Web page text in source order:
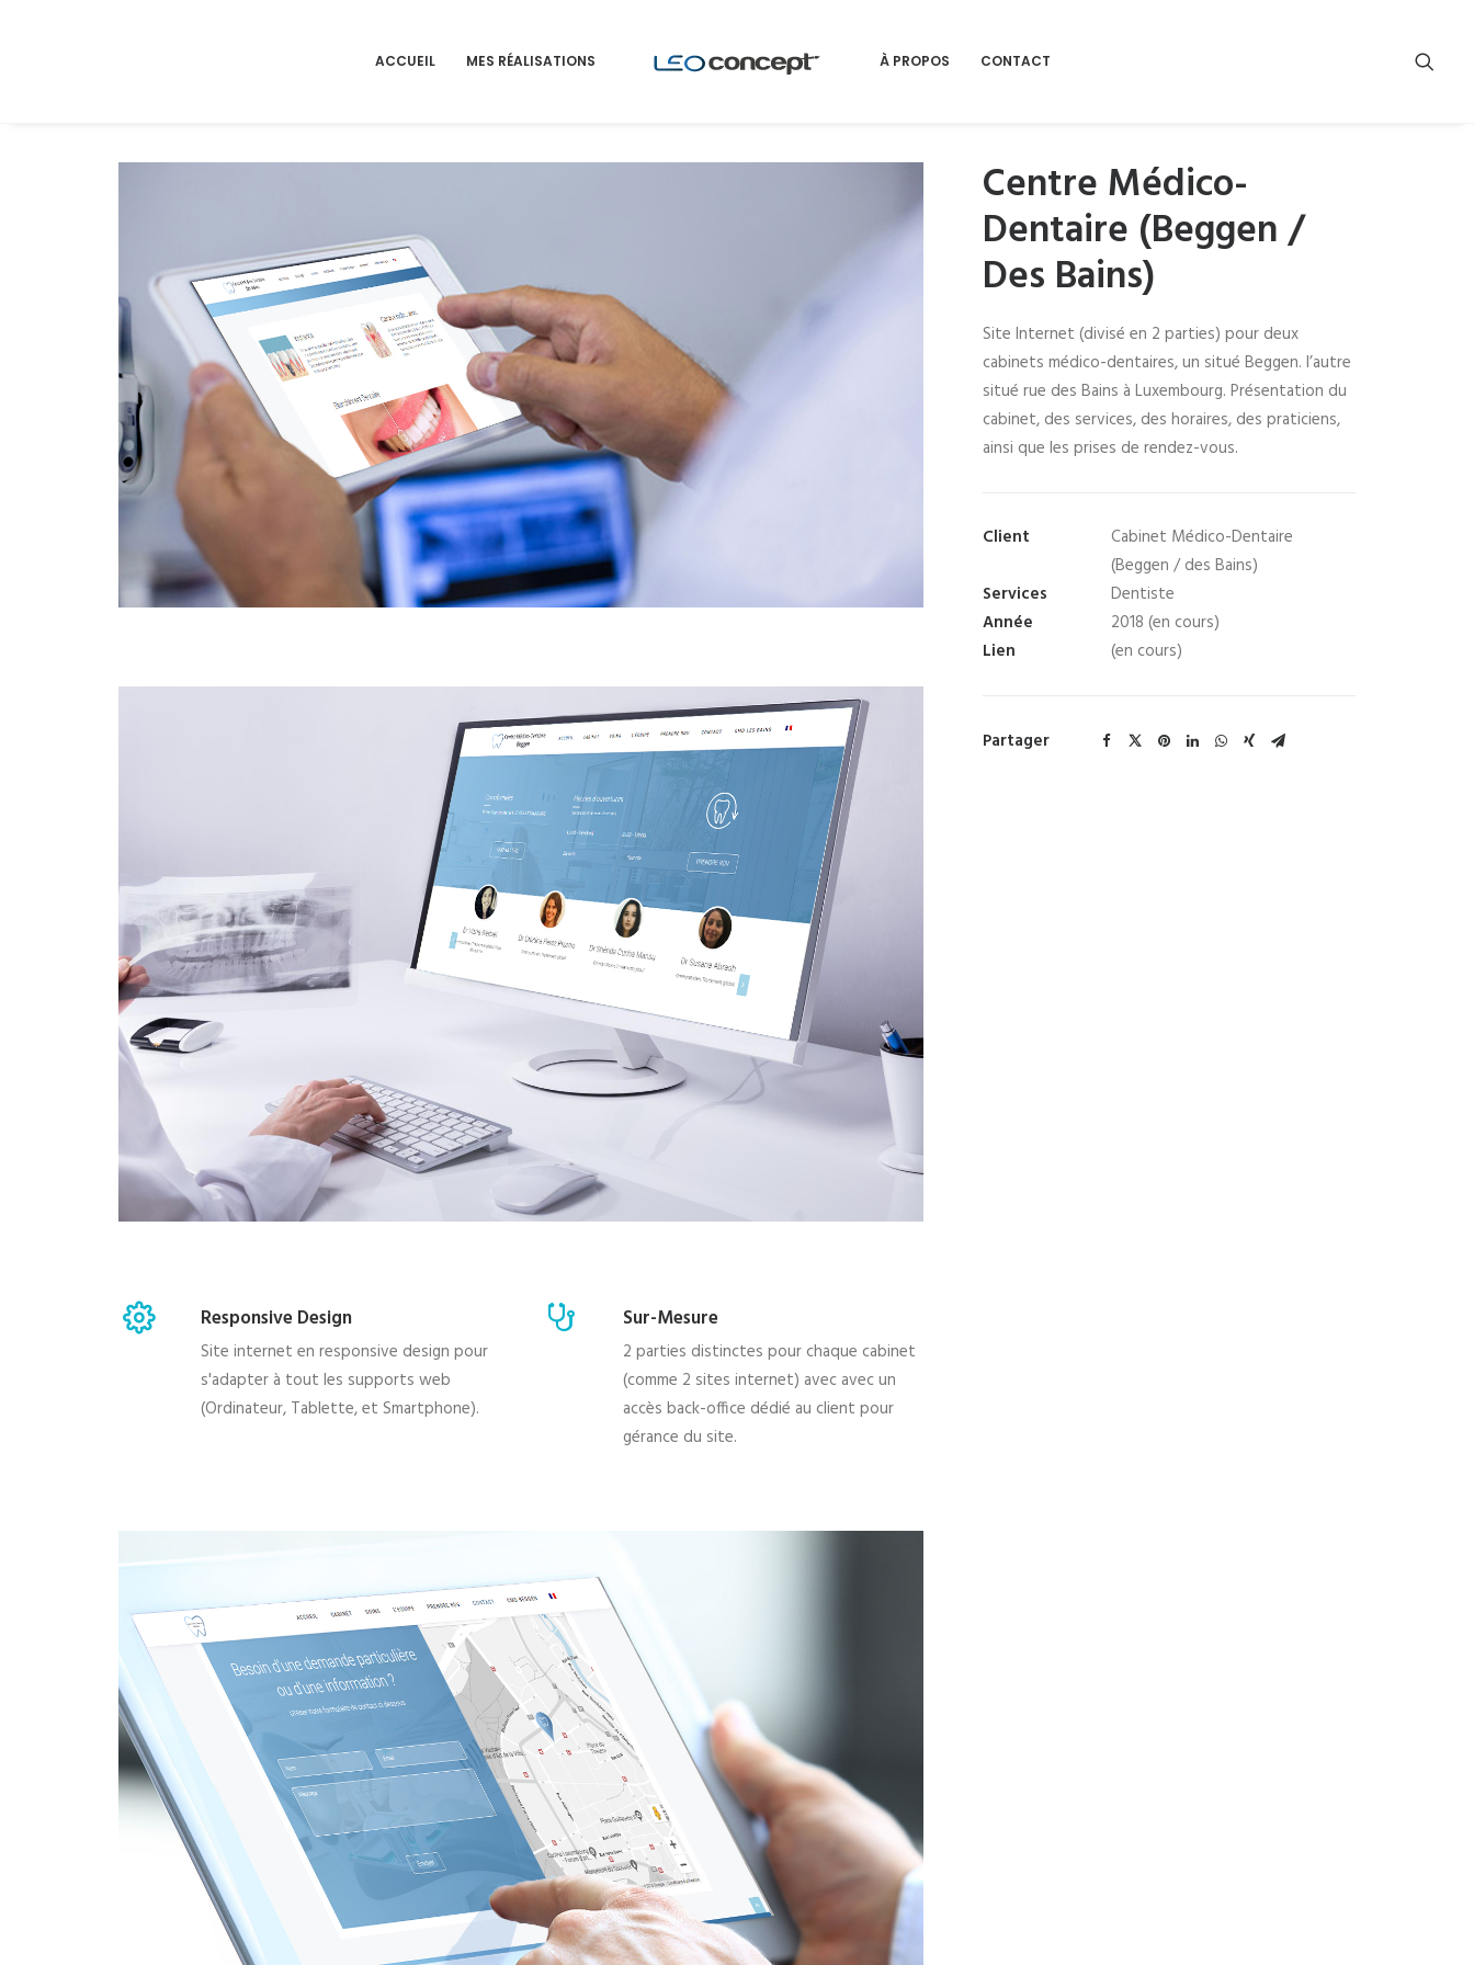
ACCUEIL MES RÉALISATIONS À PROPOS CONTACT
Responsive Design
Site internet en responsive design pour
s'adapter à tout les supports web
(Ordinateur, Tablette, et Smartphone).
Sur-Mesure
2 parties distinctes pour chaque cabinet
(comme 2 sites internet) avec avec un
accès back-office dédié au client pour
gérance du site.
Centre Médico-
Dentaire (Beggen /
Des Bains)
Site Internet (divisé en 2 parties) pour deux
cabinets médico-dentaires, un situé Beggen. l’autre
situé rue des Bains à Luxembourg. Présentation du
cabinet, des services, des horaires, des praticiens,
ainsi que les prises de rendez-vous.
Client
Cabinet Médico-Dentaire
(Beggen / des Bains)
Services
Dentiste
Année
2018 (en cours)
Lien
(en cours)
Partager